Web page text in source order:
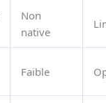
Non
native
Faible